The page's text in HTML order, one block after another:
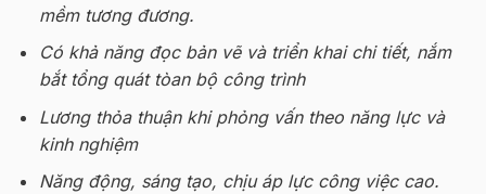
mềm tương đương.
Có khả năng đọc bản vẽ và triển khai chi tiết, nắm
bắt tổng quát tòan bộ công trình
Lương thỏa thuận khi phỏng vấn theo năng lực và
kinh nghiệm
Năng động, sáng tạo, chịu áp lực công việc cao.